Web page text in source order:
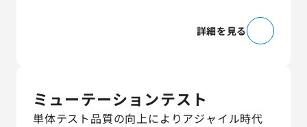
詳細を見る
ミューテーションテスト
単体テスト品質の向上によりアジャイル時代